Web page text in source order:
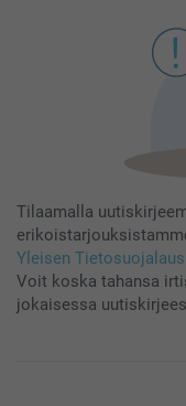
Tilaamalla
Yleisen
Voit koska tahansa
jokaisessa